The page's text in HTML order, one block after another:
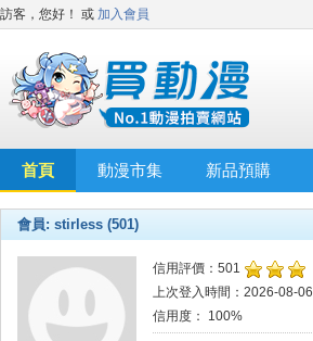
訪客，您好！ 或 加入會員
首頁 動漫市集 新品預購
會員: stirless (501)
信用評價：501
上次登入時間：2026-08-06
信用度： 100%